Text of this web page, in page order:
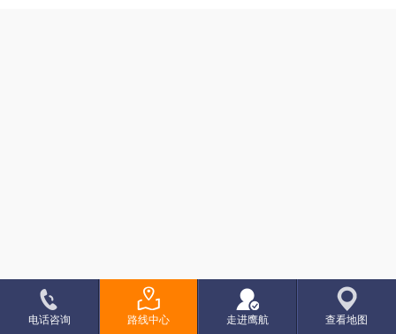
电话咨询 路线中心 走进鹰航 查看地图